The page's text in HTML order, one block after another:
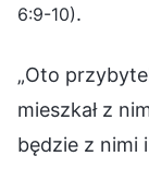
6:9-10).
„Oto
mieszkał z
będzie z nimi